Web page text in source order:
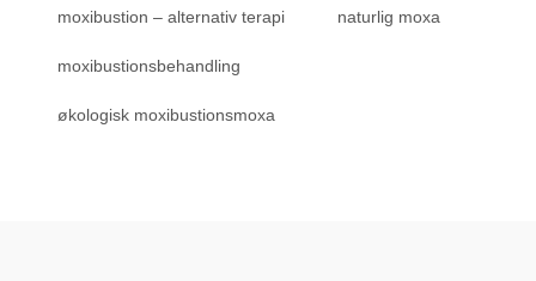
moxibustion – alternativ terapi naturlig moxa
moxibustionsbehandling
økologisk moxibustionsmoxa